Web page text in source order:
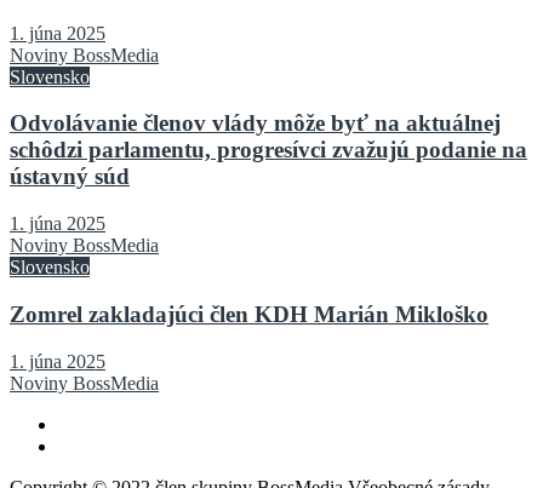
1. júna 2025
Noviny BossMedia
Slovensko
Odvolávanie členov vlády môže byť na aktuálnej
schôdzi parlamentu, progresívci zvažujú podanie na
ústavný súd
1. júna 2025
Noviny BossMedia
Slovensko
Zomrel zakladajúci člen KDH Marián Mikloško
1. júna 2025
Noviny BossMedia